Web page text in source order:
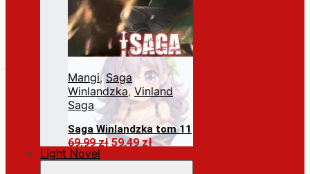
Mangi, Saga
Winlandzka, Vinland
Saga
Saga Winlandzka tom 11
69,99złPierwotna
59,49złAktualna
Dodaj do koszyka
Light Novel